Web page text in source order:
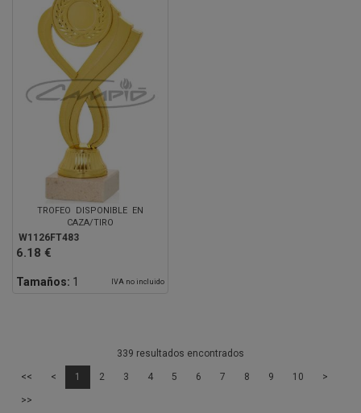
TROFEO DISPONIBLE EN
CAZA/TIRO
W1126FT483
6.18 €
Tamaños: 1 IVA no incluido
339 resultados encontrados
<< < 1 2 3 4 5 6 7 8 9 10 >
>>